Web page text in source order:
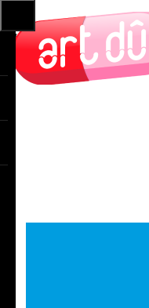
Les pré-inscriptions aux cours